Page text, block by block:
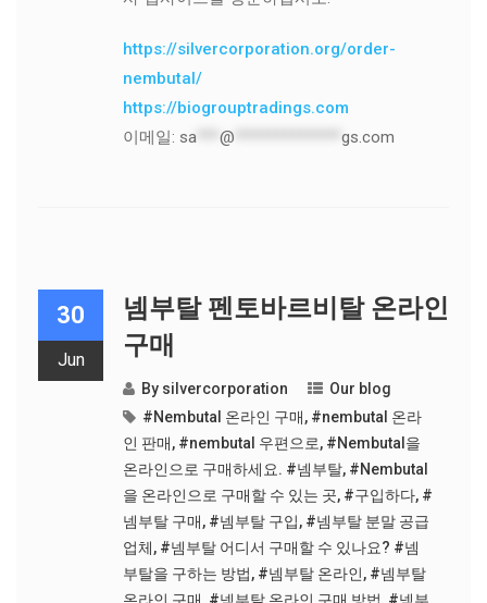
https://silvercorporation.org/order-
nembutal/
https://biogrouptradings.com
이메일: sa*** @ gs.com
30
Jun
넴부탈 펜토바르비탈 온라인
구매
By silvercorporation
Our blog
#Nembutal 온라인 구매, #nembutal 온라
인 판매, #nembutal 우편으로, #Nembutal을
온라인으로 구매하세요. #넴부탈, #Nembutal
을 온라인으로 구매할 수 있는 곳, #구입하다, #
넴부탈 구매, #넴부탈 구입, #넴부탈 분말 공급
업체, #넴부탈 어디서 구매할 수 있나요? #넴
부탈을 구하는 방법, #넴부탈 온라인, #넴부탈